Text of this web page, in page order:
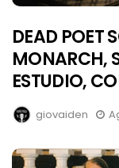
DEAD POET
MONARCH,
ESTUDIO,
giovaiden